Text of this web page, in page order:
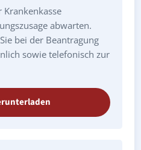
Krankenkasse
abwarten.
bei der Beantragung
sowie telefonisch zur